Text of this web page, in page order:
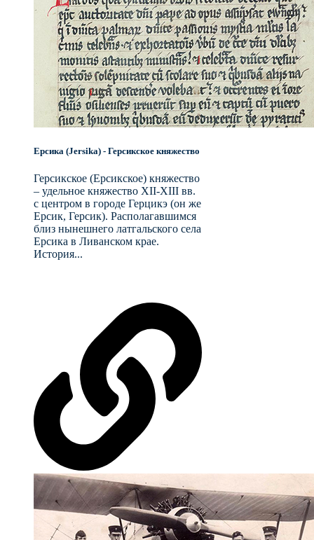
Ерсика (Jersika) - Герсикское княжество
Герсикское (Ерсикское) княжество
– удельное княжество XII-XIII вв.
с центром в городе Герцикэ (он же
Ерсик, Герсик). Располагавшимся
близ нынешнего латгальского села
Ерсика в Ливанском крае.
История...